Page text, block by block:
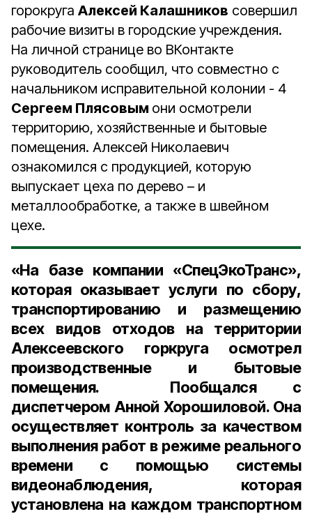
горокруга Алексей Калашников совершил
рабочие визиты в городские учреждения.
На личной странице во ВКонтакте
руководитель сообщил, что совместно с
начальником исправительной колонии - 4
Сергеем Плясовым они осмотрели
территорию, хозяйственные и бытовые
помещения. Алексей Николаевич
ознакомился с продукцией, которую
выпускает цеха по дерево – и
металлообработке, а также в швейном
цехе.
«На базе компании «СпецЭкоТранс»,
которая оказывает услуги по сбору,
транспортированию и размещению
всех видов отходов на территории
Алексеевского горкруга осмотрел
производственные и бытовые
помещения. Пообщался с
диспетчером Анной Хорошиловой. Она
осуществляет контроль за качеством
выполнения работ в режиме реального
времени с помощью системы
видеонаблюдения, которая
установлена на каждом транспортном